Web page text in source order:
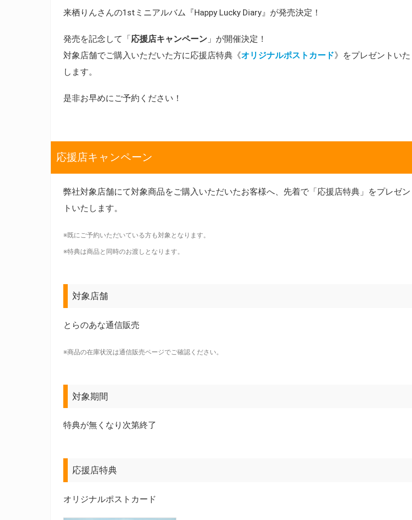
来栖りんさんの1stミニアルバム『Happy Lucky Diary』が発売決定！
発売を記念して「 応援店キャンペーン 」が開催決定！
対象店舗でご購入いただいた方に応援店特典《オリジナルポストカード》をプレゼントいた
します。
是非お早めにご予約ください！
応援店キャンペーン
弊社対象店舗にて対象商品をご購入いただいたお客様へ、先着で「応援店特典」をプレゼン
トいたします。
※既にご予約いただいている方も対象となります。
※特典は商品と同時のお渡しとなります。
対象店舗
とらのあな通信販売
※商品の在庫状況は通信販売ページでご確認ください。
対象期間
特典が無くなり次第終了
応援店特典
オリジナルポストカード